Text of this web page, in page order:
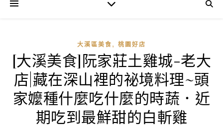
大溪區美食 , 桃園好店
[大溪美食]阮家莊土雞城-老大
店|藏在深山裡的祕境料理~頭
家嬤種什麼吃什麼的時蔬．近
期吃到最鮮甜的白斬雞